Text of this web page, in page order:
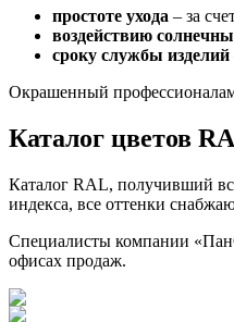
простоте ухода – за
воздействию
сроку службы изделий
Окрашенный
Каталог цветов
Каталог RAL, получивший
индекса, все оттенки
Специалисты компании
офисах продаж.